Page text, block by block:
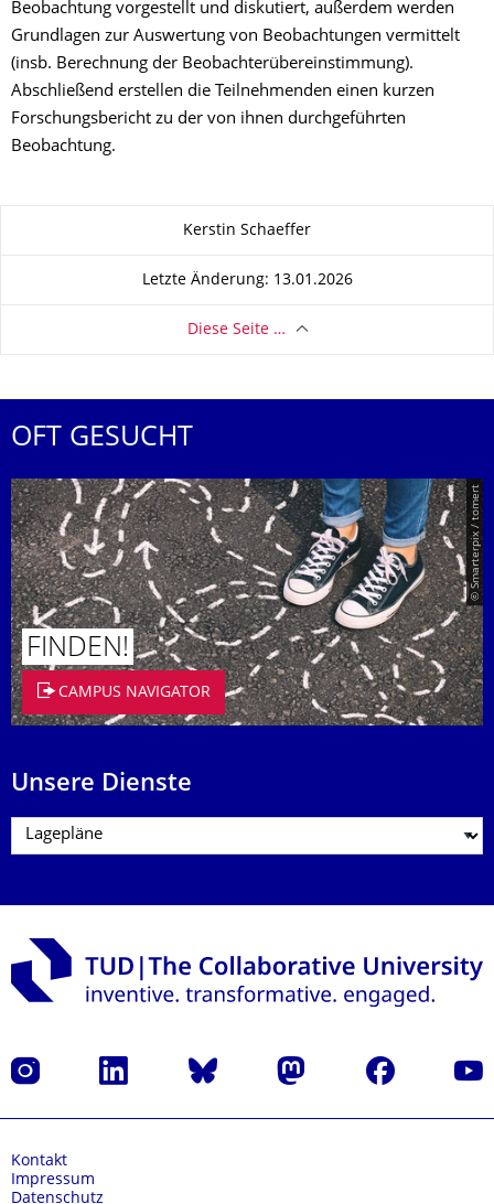
Beobachtung vorgestellt und diskutiert, außerdem werden
Grundlagen zur Auswertung von Beobachtungen vermittelt
(insb. Berechnung der Beobachterübereinstimmung).
Abschließend erstellen die Teilnehmenden einen kurzen
Forschungsbericht zu der von ihnen durchgeführten
Beobachtung.
Kerstin Schaeffer
Letzte Änderung: 13.01.2026
Diese Seite …
OFT GESUCHT
© Smarterpix / tomert
FINDEN!
CAMPUS NAVIGATOR
Unsere Dienste
Instagram LinkedIn Bluesky Mastodon Facebook
Kontakt
Impressum
Datenschutz